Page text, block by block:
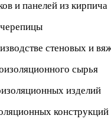
и панелей из кирпича
стеновых и
сырья
изделий
конструкций